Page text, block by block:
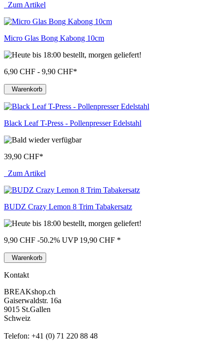
Zum Artikel
Micro Glas Bong Kabong 10cm
6,90 CHF - 9,90 CHF*
Warenkorb
Black Leaf T-Press - Pollenpresser Edelstahl
39,90 CHF*
Zum Artikel
BUDZ Crazy Lemon 8 Trim Tabakersatz
9,90 CHF -50.2% UVP 19,90 CHF *
Warenkorb
Kontakt
BREAKshop.ch
Gaiserwaldstr. 16a
9015 St.Gallen
Schweiz
Telefon: +41 (0) 71 220 88 48